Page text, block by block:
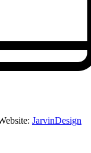
JarvinDesign